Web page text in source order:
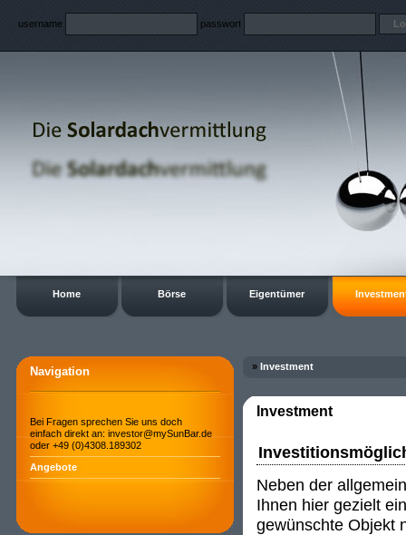
username passwort
Home Börse Eigentümer
Navigation
Bei Fragen sprechen Sie uns doch
einfach direkt an: investor@mySunBar.de
oder +49 (0)4308.189302
Angebote
» Investment
Investment
Neben der
Ihnen hier gezielt
gewünschte Objekt